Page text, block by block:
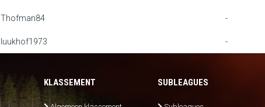
Thofman84 -
luukhof1973 -
KLASSEMENT SUBLEAGUES